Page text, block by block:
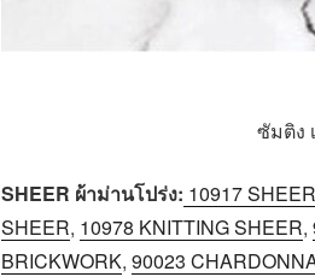
ซัมติง
SHEER ผ้าม่านโปร่ง: 10917 SHEER
SHEER, 10978 KNITTING SHEER,
BRICKWORK, 90023